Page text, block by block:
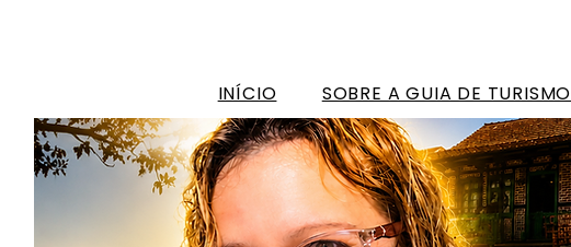
INÍCIO SOBRE A GUIA DE TURISMO